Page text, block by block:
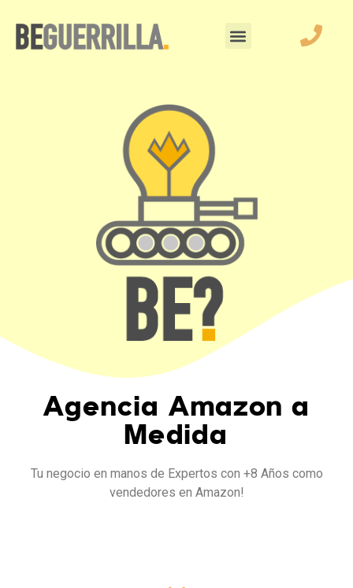
Agencia Amazon a
Medida
Tu negocio en manos de Expertos con +8 Años como
vendedores en Amazon!